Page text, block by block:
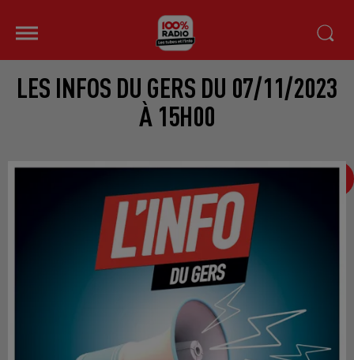
LES INFOS DU GERS DU 07/11/2023
À 15H00